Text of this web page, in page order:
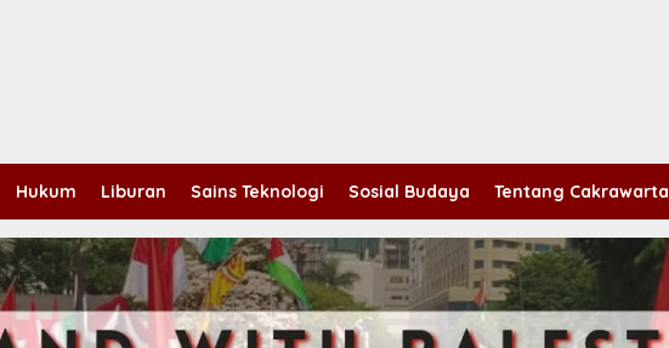
Hukum Liburan Sains Teknologi Sosial Budaya Tentang Cakrawarta